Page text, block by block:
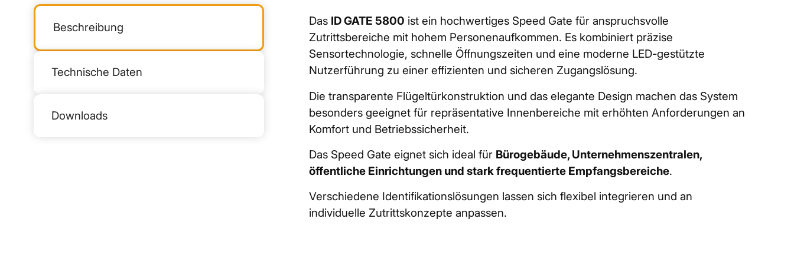
Beschreibung
Technische Daten
Downloads
Das ID GATE 5800 ist ein hochwertiges Speed Gate für anspruchsvolle
Zutrittsbereiche mit hohem Personenaufkommen. Es kombiniert präzise
Sensortechnologie, schnelle Öffnungszeiten und eine moderne LED-gestützte
Nutzerführung zu einer effizienten und sicheren Zugangslösung.
Die transparente Flügeltürkonstruktion und das elegante Design machen das System
besonders geeignet für repräsentative Innenbereiche mit erhöhten Anforderungen an
Komfort und Betriebssicherheit.
Das Speed Gate eignet sich ideal für Bürogebäude, Unternehmenszentralen,
öffentliche Einrichtungen und stark frequentierte Empfangsbereiche.
Verschiedene Identifikationslösungen lassen sich flexibel integrieren und an
individuelle Zutrittskonzepte anpassen.